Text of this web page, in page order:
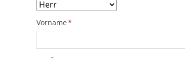
Pflichtfeld
Vorname*